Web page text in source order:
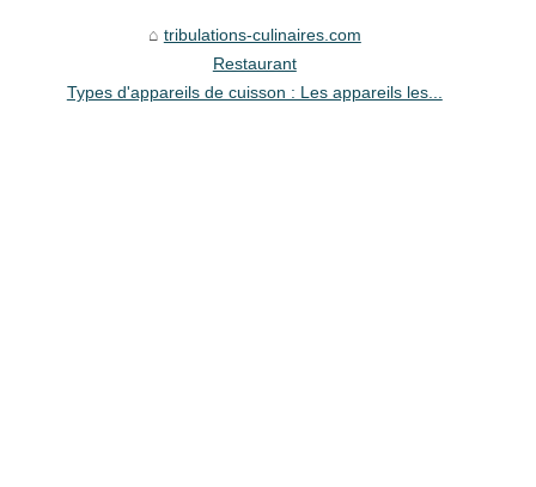
tribulations-culinaires.com
Restaurant
Types d'appareils de cuisson : Les appareils les...